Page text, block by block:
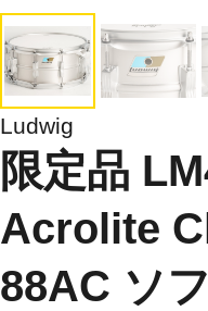
Ludwig
限定品
Acrolite
88AC ソ